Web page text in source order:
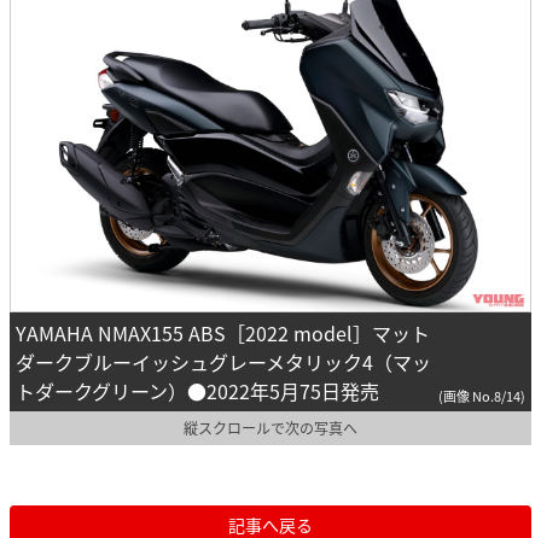
YAMAHA NMAX155 ABS［2022 model］マット
ダークブルーイッシュグレーメタリック4（マッ
トダークグリーン）●2022年5月75日発売
(画像 No.8/14)
縦スクロールで次の写真へ
記事へ戻る